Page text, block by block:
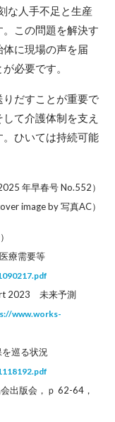
な人手不足と生産
この問題を解決す
に現場の声を届
必要です。
だすことが重要で
て介護体制を支え
ひいては持続可能
年早春号 No.552）
image by 写真AC）
療需要等
2023 未来予測
www.works-
を巡る状況
出版会，ｐ 62-64，